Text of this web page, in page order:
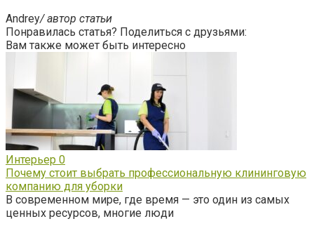
Andrey/ автор статьи
Понравилась статья? Поделиться с друзьями:
Вам также может быть интересно
Интерьер 0
Почему стоит выбрать профессиональную клининговую
компанию для уборки
В современном мире, где время — это один из самых
ценных ресурсов, многие люди